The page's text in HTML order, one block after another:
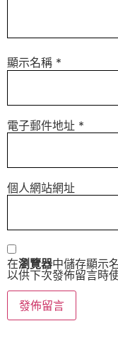
顯示名稱 *
電子郵件地址 *
個人網站網址
在瀏覽器中儲存顯示
以供下次發佈留言時